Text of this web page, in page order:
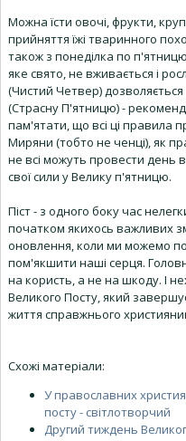
Можна їсти овочі, фрукти,
прийняття їжі тваринного
також з понеділка по
яке свято, не вживається і
(Чистий Четвер)
(Страсну П'ятницю) -
пам'ятати, що всі ці правила
Миряни (тобто не ченці), як
не всі можуть провести день
свої сили у Велику п'ятницю.
Піст - з одного боку час
початком якихось важливих
оновлення, коли ми можемо
пом'якшити наші серця.
на користь, а не на шкоду. І
Великого Посту, який
життя справжнього
Схожі матеріали:
У православних
посту - світлотворчий
Другий тиждень